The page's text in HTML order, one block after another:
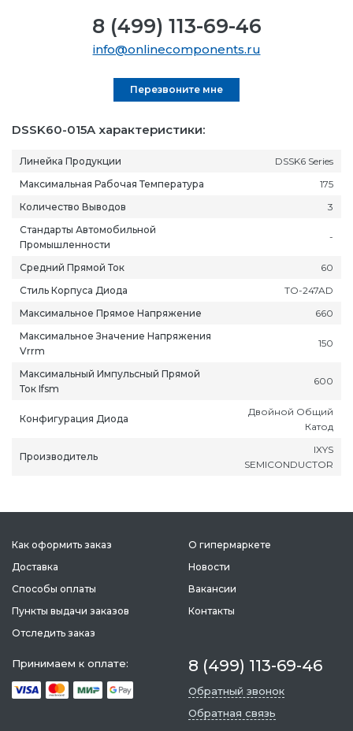
DSSK60-015A характеристики:
Линейка Продукции
DSSK6 Series
Максимальная Рабочая Температура
175
Количество Выводов
3
Стандарты Автомобильной
Промышленности
-
Средний Прямой Ток
60
Стиль Корпуса Диода
TO-247AD
Максимальное Прямое Напряжение
660
Максимальное Значение Напряжения
Vrrm
150
Максимальный Импульсный Прямой
Ток Ifsm
600
Конфигурация Диода
Двойной Общий
Катод
Производитель
IXYS
SEMICONDUCTOR
8 (499) 113-69-46
info@onlinecomponents.ru
Перезвоните мне
Как оформить заказ
Доставка
Способы оплаты
Пункты выдачи заказов
Отследить заказ
О гипермаркете
Новости
Вакансии
Контакты
Принимаем к оплате: 8 (499) 113-69-46
Обратный звонок
Обратная связь
Магадан
Мурманск
Нальчик
Нарьян-Мар
Новокузнецк
Пермь
Подольск
Саранск